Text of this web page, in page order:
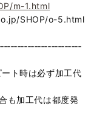
m-1.html
SHOP/o-5.html
ト時は必ず加工代
も加工代は都度発